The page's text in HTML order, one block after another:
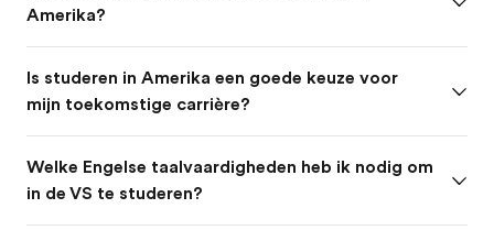
Amerika?
Is studeren in Amerika een goede keuze voor
mijn toekomstige carrière?
Welke Engelse taalvaardigheden heb ik nodig om
in de VS te studeren?